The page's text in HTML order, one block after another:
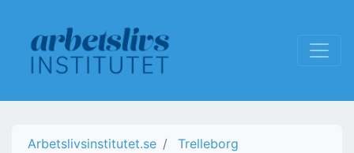
Arbetslivsinstitutet.se
Trelleborg